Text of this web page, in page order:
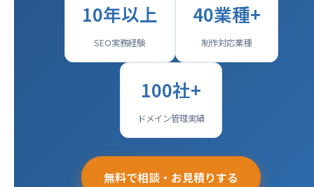
10年以上
SEO実務経験
40業種+
制作対応業種
100社+
ドメイン管理実績
無料で相談・お見積りする